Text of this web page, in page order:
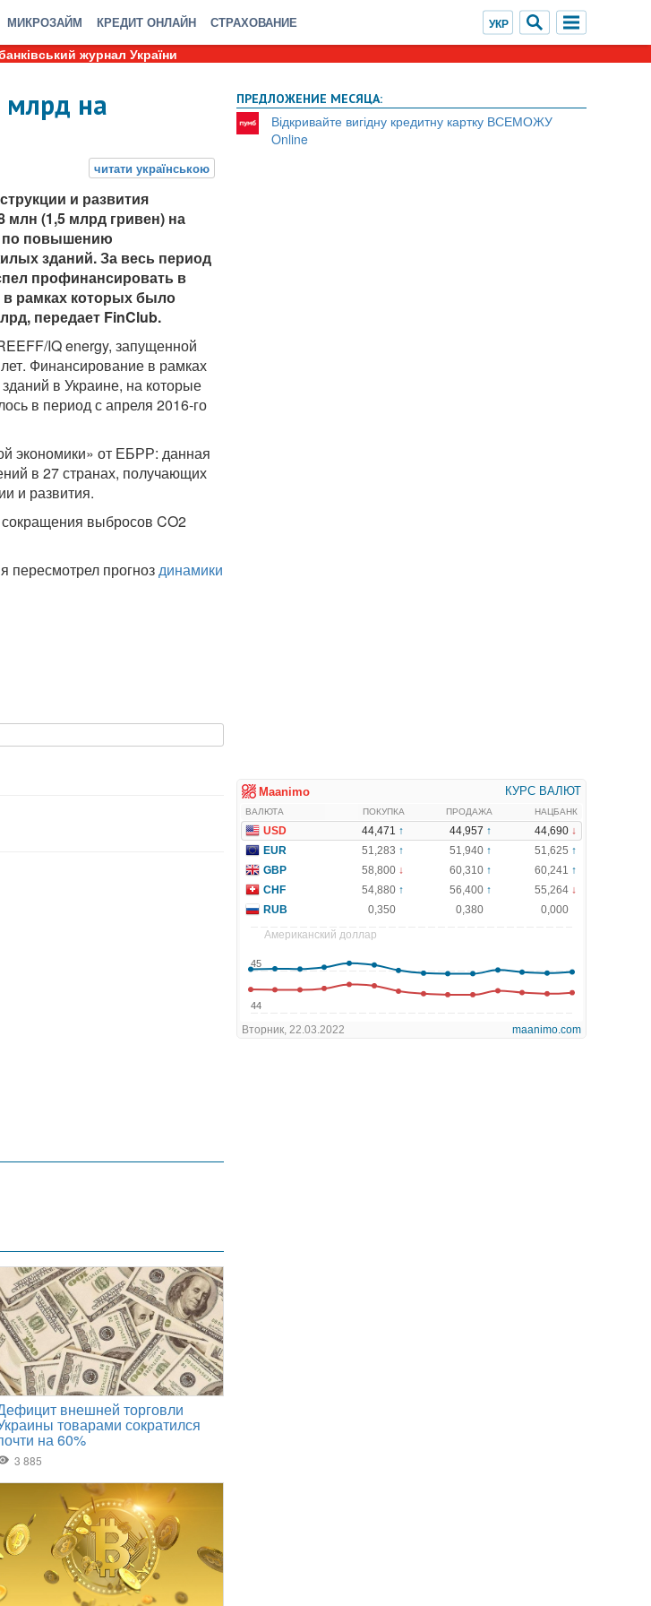
МИКРОЗАЙМ КРЕДИТ ОНЛАЙН СТРАХОВАНИЕ
журнал України
млрд на
и развития
млн (1,5 млрд гривен) на
по повышению
зданий. За весь период
профинансировать в
в рамках которых было
передает FinClub.
IQ energy, запущенной
Финансирование в рамках
в Украине, на которые
в период с апреля 2016-го
экономики» от ЕБРР: данная
в 27 странах, получающих
и развития.
сокращения выбросов CO2
пересмотрел прогноздинамики
ПРЕДЛОЖЕНИЕ МЕСЯЦА:
Відкривайте вигідну кредитну картку ВСЕМОЖУ
Online